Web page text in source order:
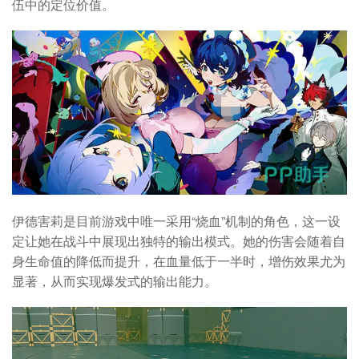
伍中的定位价值。
伊德害莉是目前游戏中唯一采用“烧血”机制的角色，这一设
定让她在战斗中展现出独特的输出模式。她的伤害会随着自
身生命值的降低而提升，在血量低于一半时，增伤效果尤为
显著，从而实现爆发式的输出能力。